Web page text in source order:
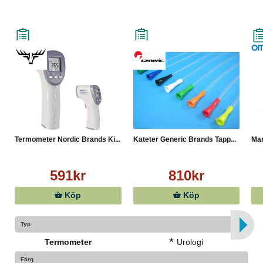
Termometer Nordic Brands Ki...
591kr
Köp
Kateter Generic Brands Tapp...
810kr
Köp
Typ
Termometer * Urologi
Färg